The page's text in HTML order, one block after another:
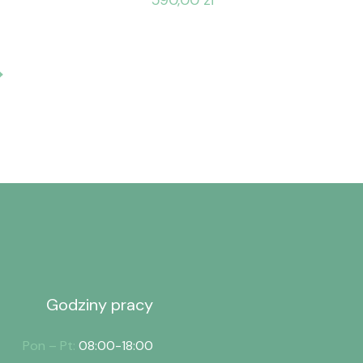
Godziny pracy
Pon – Pt: 08:00-18:00